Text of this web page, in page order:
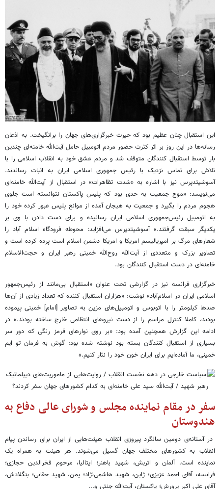
این استقبال چنان عظیم بود که حیرت خبرگزاری‌های جهان را برانگیخت. به اذعان
رسانه‌ها در این روز بر اثر کثرت حضور مردم اتومبیل حامل آیت‌الله خامنه‌ای چندین
بار توسط استقبال کنندگان متوقف شد و مردم عشق خود به انقلاب اسلامی را با
تلاش برای تماس نزدیک با رئیس جمهوری اسلامی ایران به اثبات رساندند.
آسوشیتدپرس نیز با اشاره به «شدت تظاهرات» در استقبال از آیت‌الله خامنه‌ای
می‌نویسد: «موج جمعیت به حدی بود که پلیس پاکستان نتوانسته است جلوی
هجوم مردم را بگیرد و جمعیت به هیجان آمده از موانع پلیس عبور کرده خود را
به اتومبیل رئیس‌جمهوری اسلامی ایران رسانیده و برای دست دادن با وی بر
یکدیگر سبقت گرفتند.» آسوشیتدپرس می‌افزاید: محوطه فرودگاه اسلام آباد را
شعارهای مرگ بر امپریالیسم امریکا و امریکا دشمن اسلام است پرده کرده است و
تصاویر بزرک و متعددی از آیت‌الله روح‌الله خمینی رهبر ایران و حجت‌الاسلام
خامنه‌ای در دست استقبال کنندگان بود.
خبرگزاری فرانسه نیز در گزارشی تحت عنوان «استقبال بی‌مانند از رئیس‌جمهور
اسلامی ایران در اسلام‌آباد» نوشت: «هزاران استقبال کننده که تعداد زیادی از آن‌ها
صدها کیلومتر را با اتوبوس و اتومبیل‌های مزین به تصاویر [امام] خمینی پیموده
بودند، کاملا کنترل مراسم را از دست نیروهای انتظامی خارج ساخته بودند.» در
ادامه این گزارش همچنین آمده بود: «بر روی نوارهای قرمز رنگی که دور سر
بسیاری از استقبال کنندگان بسته بود نوشته شده بود: گوش به فرمان تو ایم
خمینی، ما آماده‌ایم برای ایران خون خود را نثار کنیم.»
سفر در مقام نماینده مجلس و شورای عالی دفاع به
هندوستان
در آستانه‌ی دومین سالگرد پیروزی انقلاب هیئت‌هایی از ایران برای رساندن پیام
انقلاب به کشورهای مختلف جهان گسیل می‌شوند. هر هیئت به همراه یک
نماینده است. آلمان و اتریش، شهید باهنر؛ ایتالیا، مرحوم فخرالدین حجازی؛
فرانسه، آقای احمد عزیزی؛ ژاپن، شهید هاشمی‌نژاد؛ یمن، شهید حقانی؛ بنگلادش،
آقای علی اکبر پرورش؛ پاکستان، آیت‌الله جنتی و...